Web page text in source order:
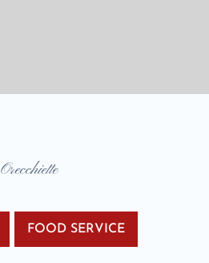
Orecchiette
FOOD SERVICE